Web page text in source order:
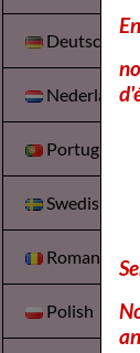
Deutsch
Nederlands
Portuguesa
Swedish
Romanian
Polish